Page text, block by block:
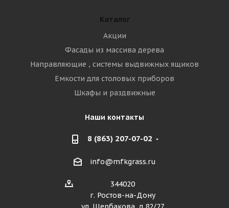
Каталог
Акции
Фасады из массива дерева
Направляющие , системы выдвижных ящиков
Емкости для столовых приборов
Шкафы и раздвижные
Наши контакты
8 (863) 207-07-02
info@mfkgrass.ru
344020
г. Ростов-на-Дону